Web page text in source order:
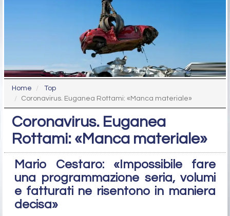
Home
Top
Coronavirus. Euganea Rottami: «Manca materiale»
Coronavirus. Euganea
Rottami: «Manca materiale»
Mario Cestaro: «Impossibile fare
una programmazione seria, volumi
e fatturati ne risentono in maniera
decisa»